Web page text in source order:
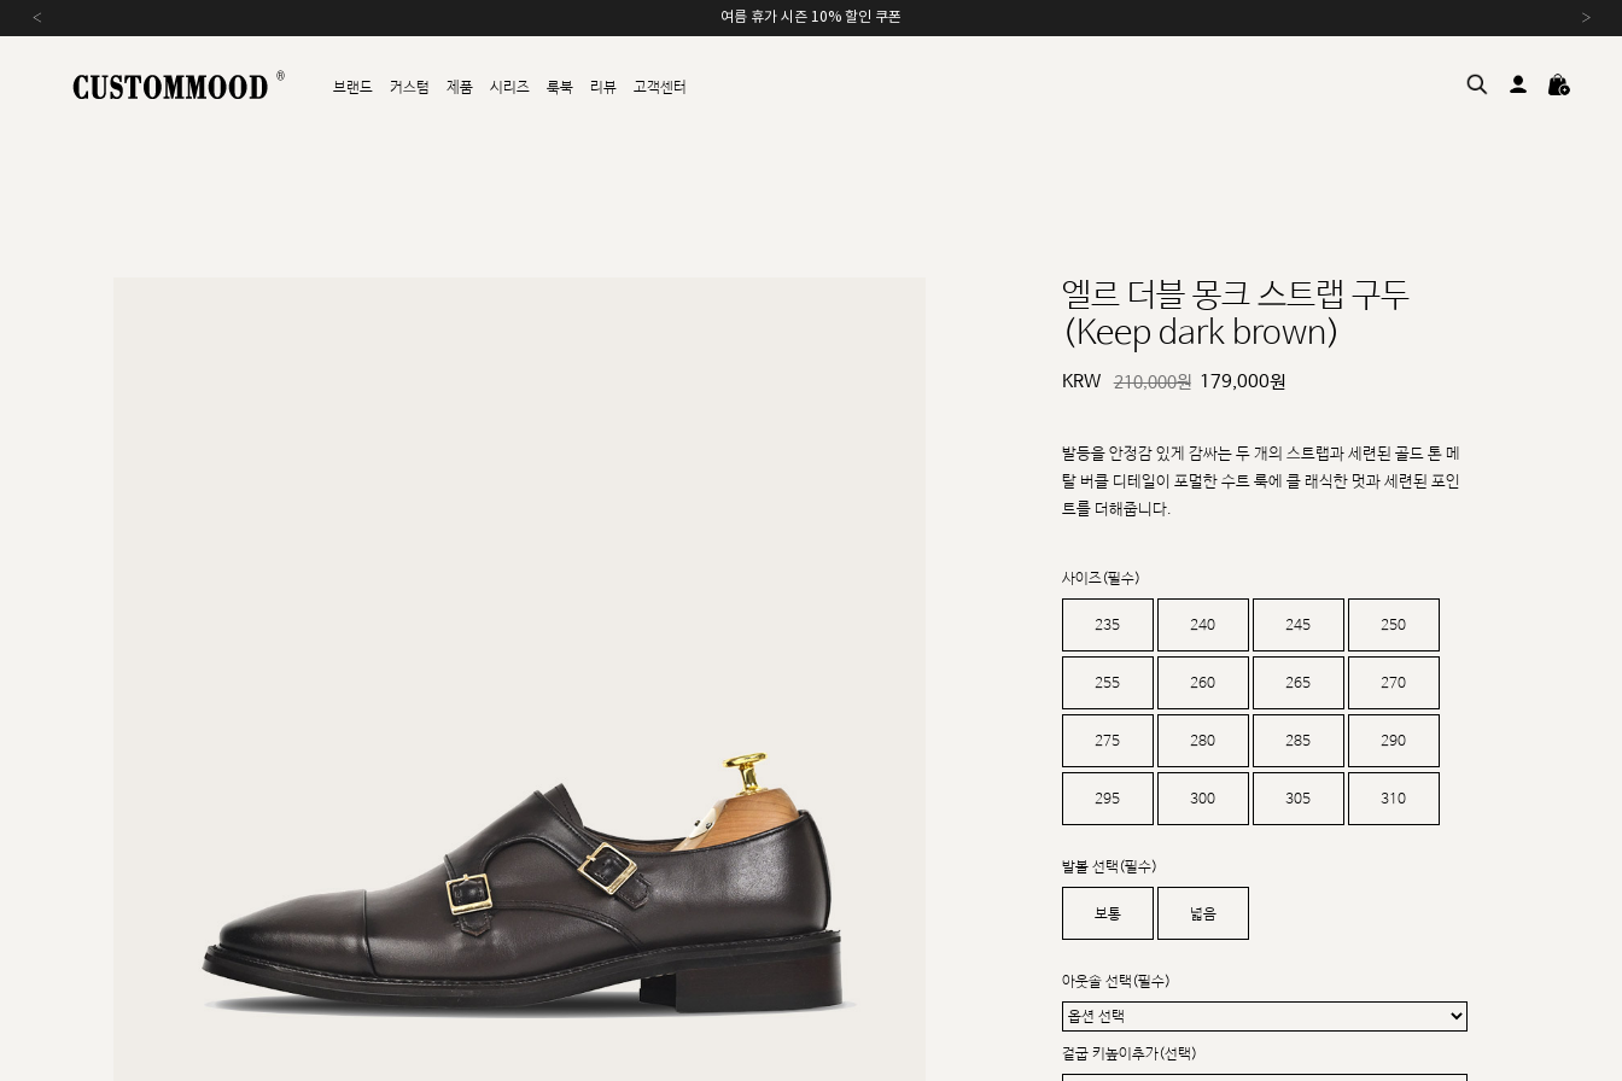
여름 휴가 시즌 10% 할인 쿠폰
‹ ›
브랜드 커스텀 제품 시리즈 룩북 리뷰 고객센터
엘르 더블 몽크 스트랩 구두
(Keep dark brown)
KRW 210,000원 179,000원
발등을 안정감 있게 감싸는 두 개의 스트랩과 세련된 골드 톤 메
탈 버클 디테일이 포멀한 수트 룩에 클 래식한 멋과 세련된 포인
트를 더해줍니다.
사이즈(필수)
235 240 245 250
255 260 265 270
275 280 285 290
295 300 305 310
발볼 선택(필수)
보통 넓음
아웃솔 선택(필수)
겉굽 키높이추가(선택)